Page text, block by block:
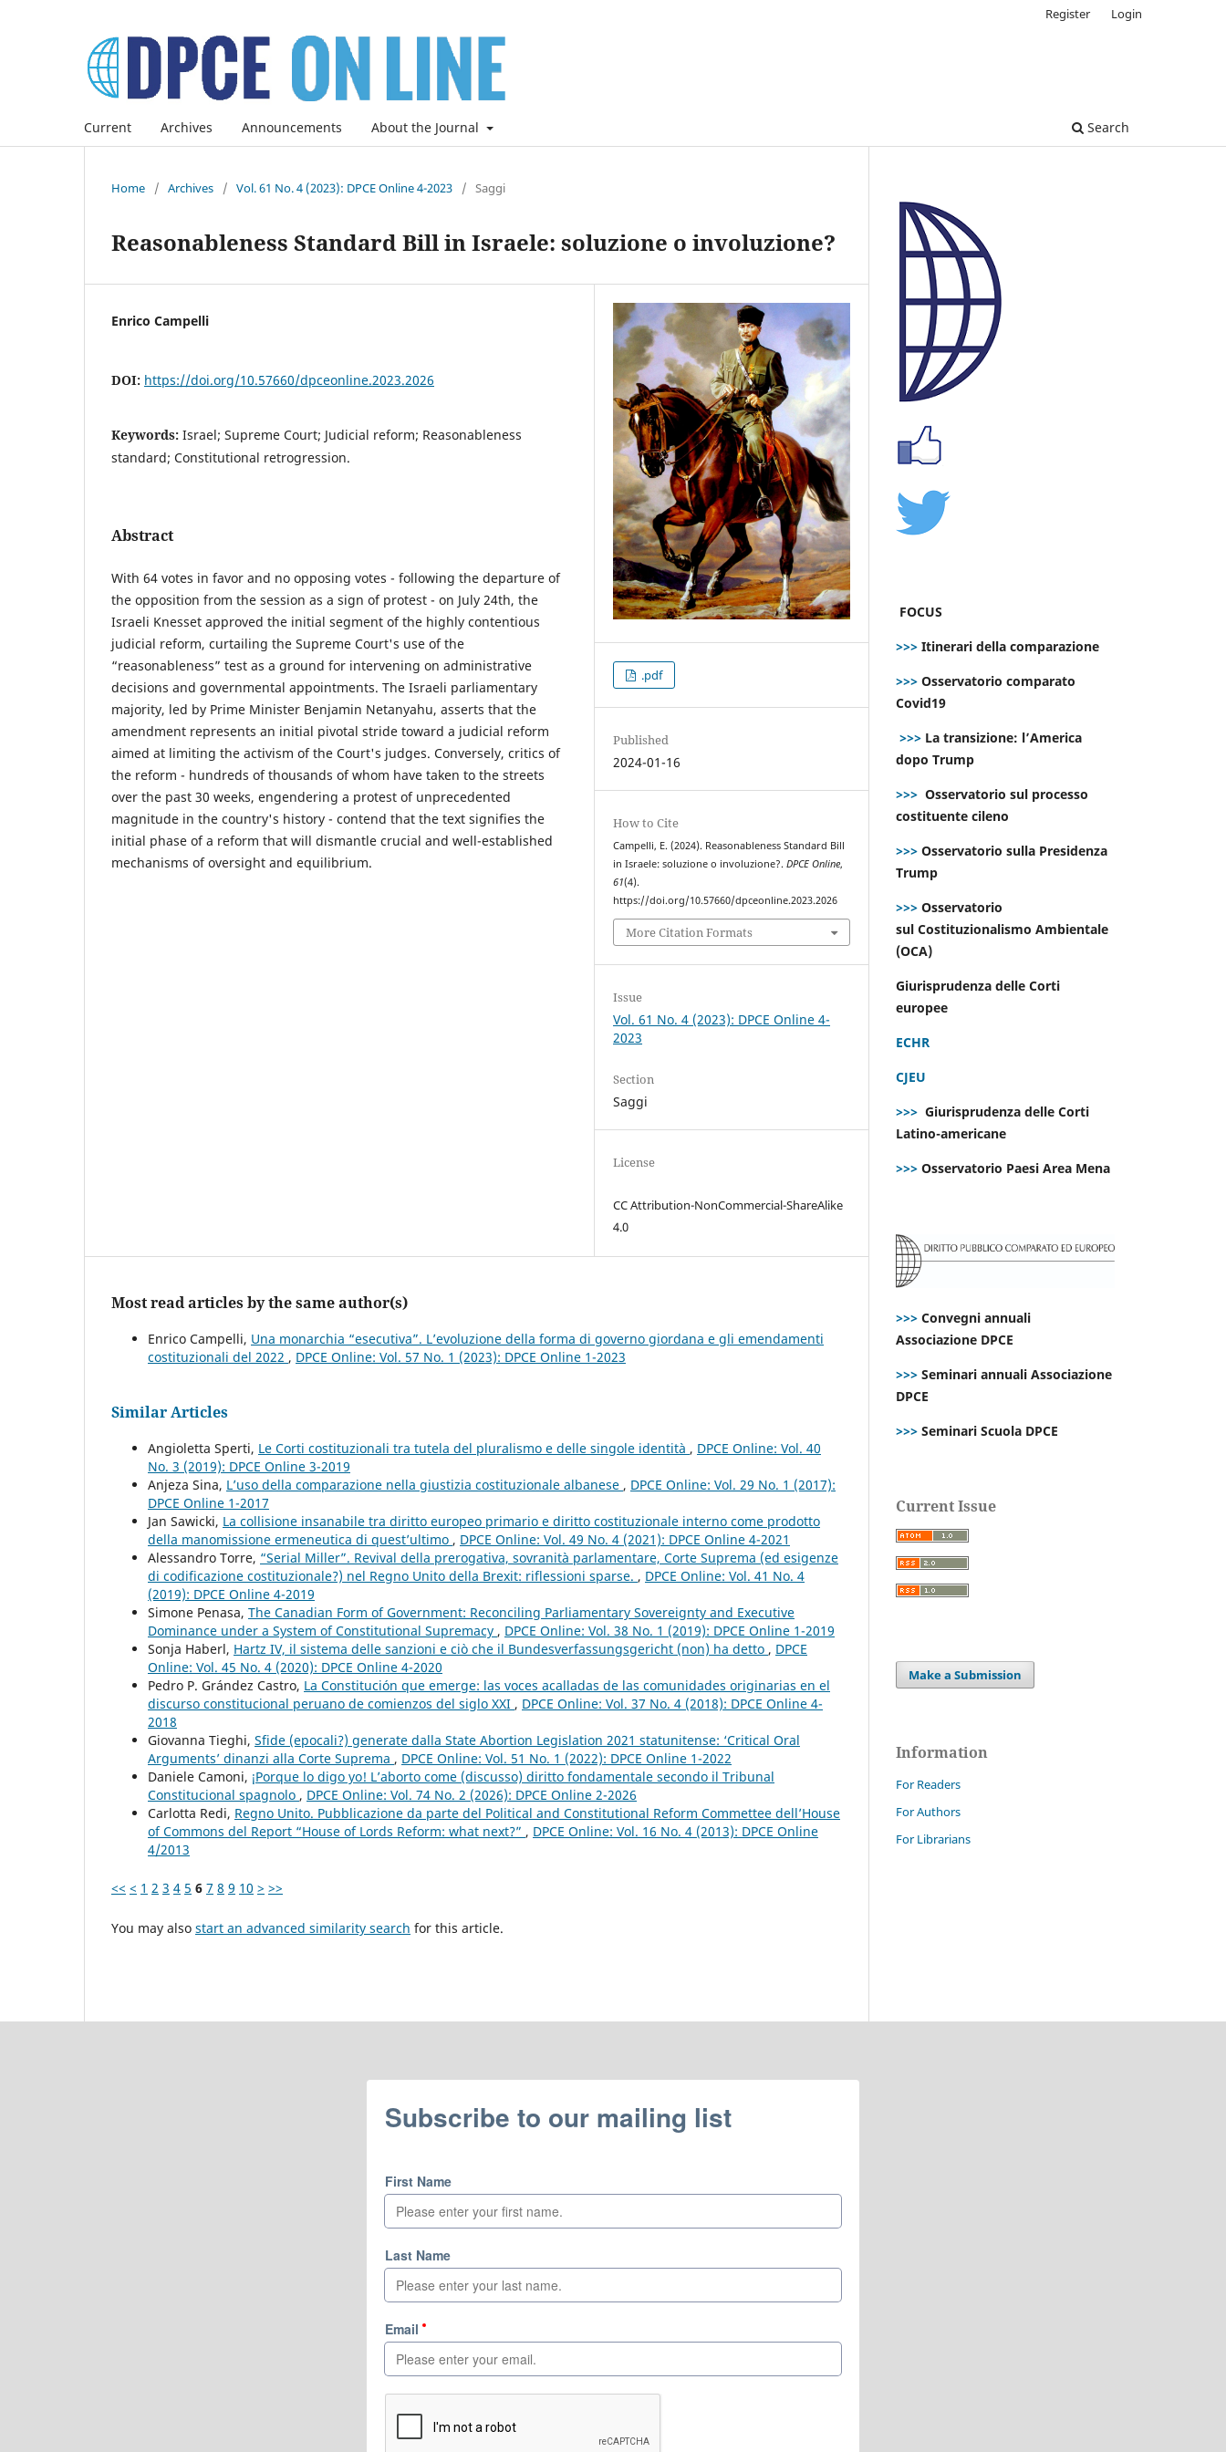
Current Archives Announcements About the Journal Search
Register Login
Home / Archives / Vol. 61 No. 4 (2023): DPCE Online 4-2023 / Saggi
Reasonableness Standard Bill in Israele: soluzione o involuzione?
Enrico Campelli
DOI: https://doi.org/10.57660/dpceonline.2023.2026
Keywords: Israel; Supreme Court; Judicial reform; Reasonableness
standard; Constitutional retrogression.
Abstract
With 64 votes in favor and no opposing votes - following the departure of
the opposition from the session as a sign of protest - on July 24th, the
Israeli Knesset approved the initial segment of the highly contentious
judicial reform, curtailing the Supreme Court's use of the
“reasonableness” test as a ground for intervening on administrative
decisions and governmental appointments. The Israeli parliamentary
majority, led by Prime Minister Benjamin Netanyahu, asserts that the
amendment represents an initial pivotal stride toward a judicial reform
aimed at limiting the activism of the Court's judges. Conversely, critics of
the reform - hundreds of thousands of whom have taken to the streets
over the past 30 weeks, engendering a protest of unprecedented
magnitude in the country's history - contend that the text signifies the
initial phase of a reform that will dismantle crucial and well-established
mechanisms of oversight and equilibrium.
.pdf
Published
2024-01-16
How to Cite
Campelli, E. (2024). Reasonableness Standard Bill
in Israele: soluzione o involuzione?.DPCE Online,
61(4).
https://doi.org/10.57660/dpceonline.2023.2026
More Citation Formats
Issue
Vol. 61 No. 4 (2023): DPCE Online 4-
2023
Section
Saggi
License
CC Attribution-NonCommercial-ShareAlike
4.0
Most read articles by the same author(s)
Enrico Campelli, Una monarchia “esecutiva”. L’evoluzione della forma di governo giordana e gli emendamenti
costituzionali del 2022 , DPCE Online: Vol. 57 No. 1 (2023): DPCE Online 1-2023
Similar Articles
Angioletta Sperti, Le Corti costituzionali tra tutela del pluralismo e delle singole identità , DPCE Online: Vol. 40
No. 3 (2019): DPCE Online 3-2019
Anjeza Sina, L’uso della comparazione nella giustizia costituzionale albanese , DPCE Online: Vol. 29 No. 1 (2017):
DPCE Online 1-2017
Jan Sawicki, La collisione insanabile tra diritto europeo primario e diritto costituzionale interno come prodotto
della manomissione ermeneutica di quest’ultimo , DPCE Online: Vol. 49 No. 4 (2021): DPCE Online 4-2021
Alessandro Torre, “Serial Miller”. Revival della prerogativa, sovranità parlamentare, Corte Suprema (ed esigenze
di codificazione costituzionale?) nel Regno Unito della Brexit: riflessioni sparse. , DPCE Online: Vol. 41 No. 4
(2019): DPCE Online 4-2019
Simone Penasa, The Canadian Form of Government: Reconciling Parliamentary Sovereignty and Executive
Dominance under a System of Constitutional Supremacy , DPCE Online: Vol. 38 No. 1 (2019): DPCE Online 1-2019
Sonja Haberl, Hartz IV, il sistema delle sanzioni e ciò che il Bundesverfassungsgericht (non) ha detto , DPCE
Online: Vol. 45 No. 4 (2020): DPCE Online 4-2020
Pedro P. Grández Castro, La Constitución que emerge: las voces acalladas de las comunidades originarias en el
discurso constitucional peruano de comienzos del siglo XXI , DPCE Online: Vol. 37 No. 4 (2018): DPCE Online 4-
2018
Giovanna Tieghi, Sfide (epocali?) generate dalla State Abortion Legislation 2021 statunitense: ‘Critical Oral
Arguments’ dinanzi alla Corte Suprema , DPCE Online: Vol. 51 No. 1 (2022): DPCE Online 1-2022
Daniele Camoni, ¡Porque lo digo yo! L’aborto come (discusso) diritto fondamentale secondo il Tribunal
Constitucional spagnolo , DPCE Online: Vol. 74 No. 2 (2026): DPCE Online 2-2026
Carlotta Redi, Regno Unito. Pubblicazione da parte del Political and Constitutional Reform Commettee dell’House
of Commons del Report “House of Lords Reform: what next?” , DPCE Online: Vol. 16 No. 4 (2013): DPCE Online
4/2013
<< < 1 2 3 4 5 6 7 8 9 10 > >>
You may also start an advanced similarity search for this article.
FOCUS
>>> Itinerari della comparazione
>>> Osservatorio comparato
Covid19
>>> La transizione: l’America
dopo Trump
>>> Osservatorio sul processo
costituente cileno
>>> Osservatorio sulla Presidenza
Trump
>>> Osservatorio
sul Costituzionalismo Ambientale
(OCA)
Giurisprudenza delle Corti
europee
ECHR
CJEU
>>> Giurisprudenza delle Corti
Latino-americane
>>> Osservatorio Paesi Area Mena
>>> Convegni annuali
Associazione DPCE
>>> Seminari annuali Associazione
DPCE
>>> Seminari Scuola DPCE
Current Issue
Make a Submission
Information
For Readers
For Authors
For Librarians